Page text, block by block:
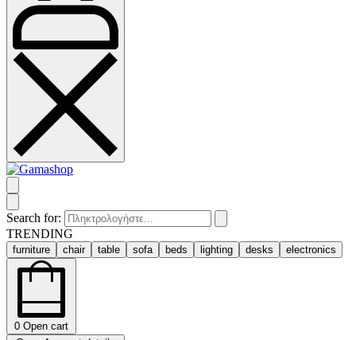
Search for:
TRENDING
furniture chair table sofa beds lighting desks electronics
0 Open cart